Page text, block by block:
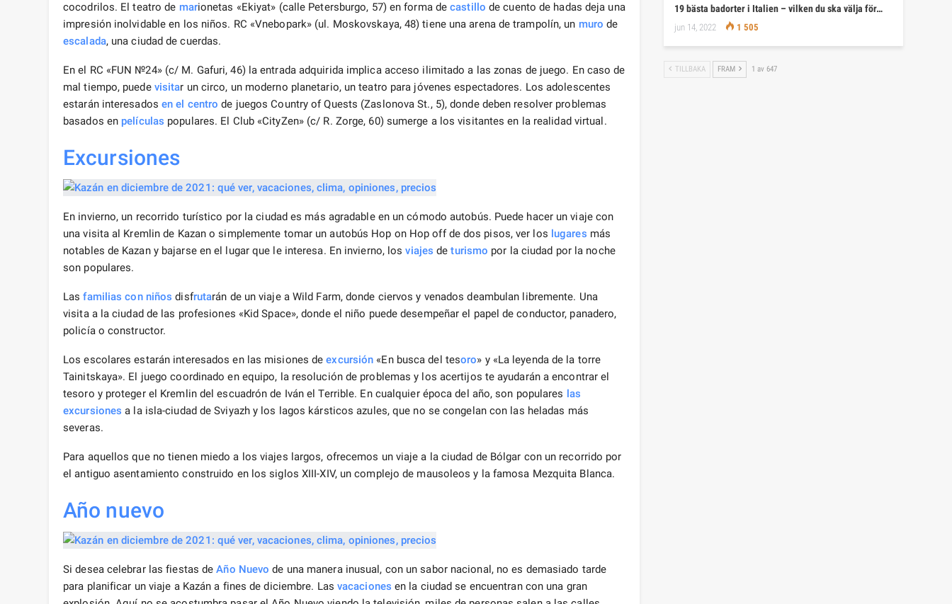
cocodrilos. El teatro de marionetas «Ekiyat» (calle Petersburgo, 57) en forma decastillo de cuento de hadas deja una
impresión inolvidable en los niños. RC «Vnebopark» (ul. Moskovskaya, 48) tiene una arena de trampolín, un muro de
escalada, una ciudad de cuerdas.
En el RC «FUN №24» (c/ M. Gafuri, 46) la entrada adquirida implica acceso ilimitado a las zonas de juego. En caso de
mal tiempo, puede visitar un circo, un moderno planetario, un teatro para jóvenes espectadores. Los adolescentes
estarán interesados ​​​​ en el centro de juegos Country of Quests (Zaslonova St., 5), donde deben resolver problemas
basados ​​​​en películas populares. El Club «CityZen» (c/ R. Zorge, 60) sumerge a los visitantes en la realidad virtual.
Excursiones
En invierno, un recorrido turístico por la ciudad es más agradable en un cómodo autobús. Puede hacer un viaje con
una visita al Kremlin de Kazan o simplemente tomar un autobús Hop on Hop off de dos pisos, ver los lugares más
notables de Kazan y bajarse en el lugar que le interesa. En invierno, losviajes deturismo por la ciudad por la noche
son populares.
Lasfamilias con niños disfrutarán de un viaje a Wild Farm, donde ciervos y venados deambulan libremente. Una
visita a la ciudad de las profesiones «Kid Space», donde el niño puede desempeñar el papel de conductor, panadero,
policía o constructor.
Los escolares estarán interesados ​​​​en las misiones deexcursión «En busca del tesoro» y «La leyenda de la torre
Tainitskaya». El juego coordinado en equipo, la resolución de problemas y los acertijos te ayudarán a encontrar el
tesoro y proteger el Kremlin del escuadrón de Iván el Terrible. En cualquier época del año, son populares las
excursiones a la isla-ciudad de Sviyazh y los lagos kársticos azules, que no se congelan con las heladas más
severas.
Para aquellos que no tienen miedo a los viajes largos, ofrecemos un viaje a la ciudad de Bólgar con un recorrido por
el antiguo asentamiento construido en los siglos XIII-XIV, un complejo de mausoleos y la famosa Mezquita Blanca.
Año nuevo
Si desea celebrar las fiestas deAño Nuevo de una manera inusual, con un sabor nacional, no es demasiado tarde
para planificar un viaje a Kazán a fines de diciembre. Las vacaciones en la ciudad se encuentran con una gran
19 bästa badorter i Italien – vilken du ska välja för…
jun 14, 2022 1 505
TILLBAKA FRAM 1 av 647